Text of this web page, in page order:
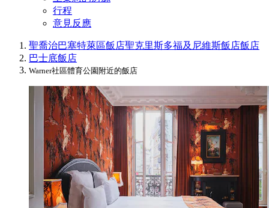
行程
意見反應
聖喬治巴塞特萊區飯店聖克里斯多福及尼維斯飯店飯店
巴士底飯店
Warner社區體育公園附近的飯店